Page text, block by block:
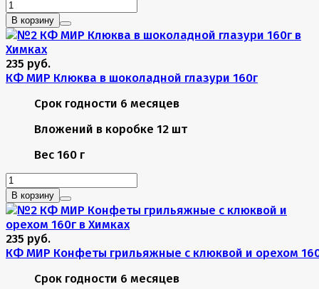
В корзину
235 руб.
КФ МИР Клюква в шоколадной глазури 160г
Срок годности 6 месяцев
Вложений в коробке 12 шт
Вес 160 г
В корзину
235 руб.
КФ МИР Конфеты грильяжные с клюквой и орехом
Срок годности 6 месяцев